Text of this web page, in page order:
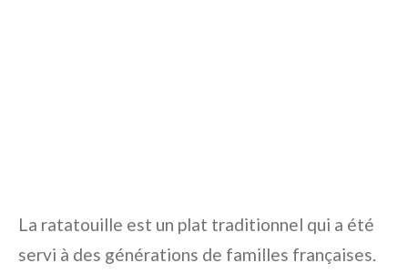
La ratatouille est un plat traditionnel qui a été
servi à des générations de familles françaises.